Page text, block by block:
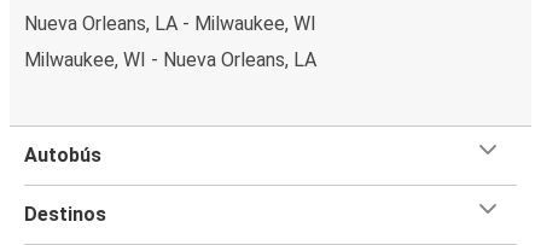
Nueva Orleans, LA - Milwaukee, WI
Milwaukee, WI - Nueva Orleans, LA
Autobús
Destinos